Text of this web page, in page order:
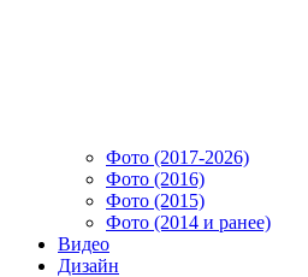
Фото (2017-2026)
Фото (2016)
Фото (2015)
Фото (2014 и ранее)
Видео
Дизайн